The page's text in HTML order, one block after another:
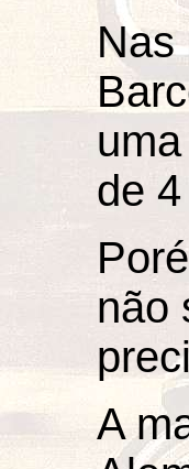
Nas
de
não
A